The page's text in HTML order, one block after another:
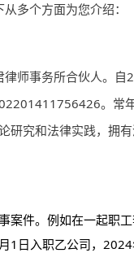
多个方面为您介绍：
师事务所合伙人。
。常
研究和法律实践，拥
案件。例如在一起职
1日入职乙公司，